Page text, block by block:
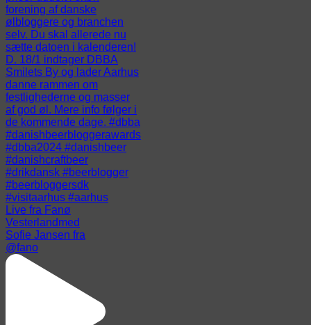
Live fra Fanø
Vesterlandmed
Sofie Jansen fra
@fano